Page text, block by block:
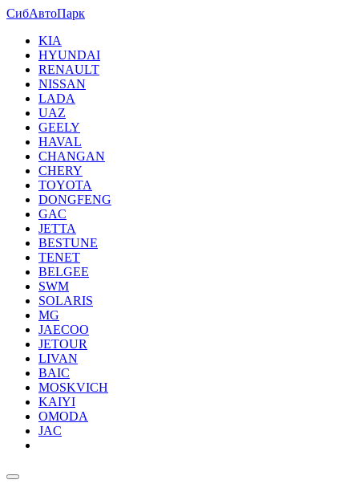
СибАвтоПарк
KIA
HYUNDAI
RENAULT
NISSAN
LADA
UAZ
GEELY
HAVAL
CHANGAN
CHERY
TOYOTA
DONGFENG
GAC
JETTA
BESTUNE
TENET
BELGEE
SWM
SOLARIS
MG
JAECOO
JETOUR
LIVAN
BAIC
MOSKVICH
KAIYI
OMODA
JAC